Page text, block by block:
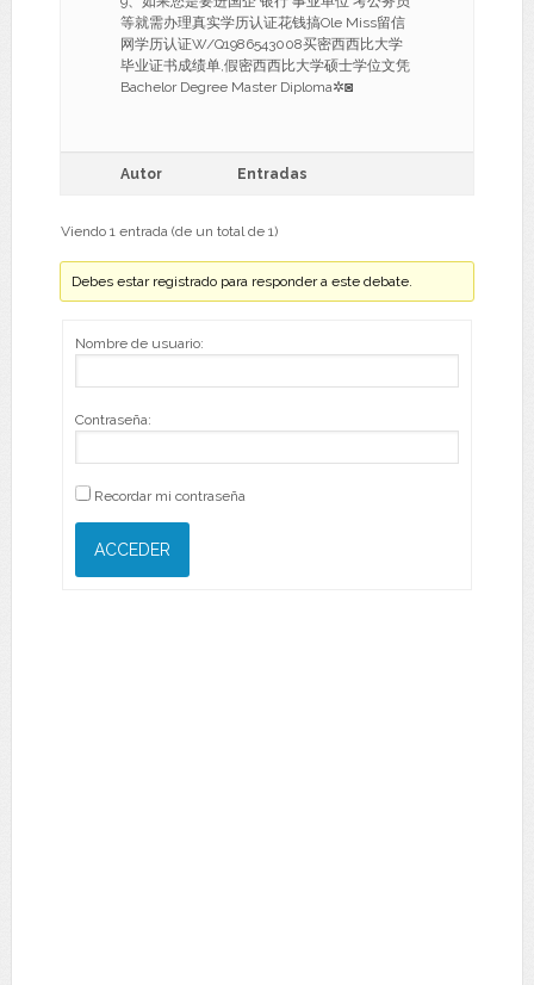
等就需办理真实学历认证花钱搞Ole Miss留信
网学历认证W/Q1986543008买密西西比大学
毕业证书成绩单,假密西西比大学硕士学位文凭
Bachelor Degree Master Diploma✲◙
Autor Entradas
Viendo 1 entrada (de un total de 1)
Debes estar registrado para responder a este debate.
Nombre de usuario:
Contraseña:
Recordar mi contraseña
ACCEDER